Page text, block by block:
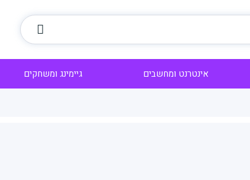
אינטרנט ומחשבים גיימינג ומשחקים